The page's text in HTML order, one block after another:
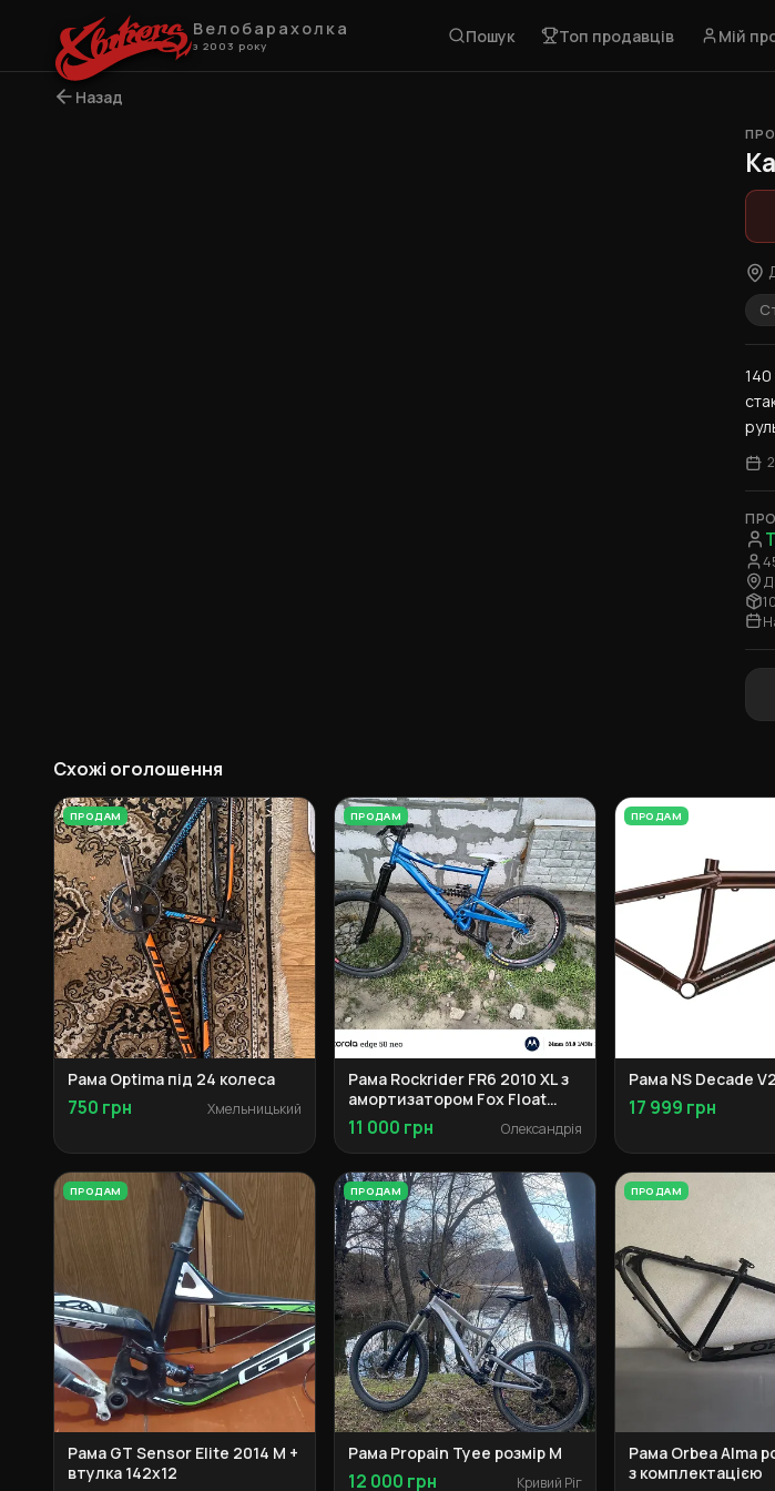
Велобарахолка
з 2003 року Пошук Топ продавців Мій
Назад
140
Схожі оголошення
ПРОДАМ
Рама Optima під 24 колеса
750 грн Хмельницький
ПРОДАМ
Рама Rockrider FR6 2010 XL з
амортизатором Fox Float
RP23
11 000 грн Олександрія
ПРОДАМ
Рама NS Decade
17 999 грн
ПРОДАМ
Рама GT Sensor Elite 2014 M +
втулка 142x12
ПРОДАМ
Рама Propain Tyee розмір M
12 000 грн Кривий Ріг
ПРОДАМ
Рама Orbea Alma
з комплектацією